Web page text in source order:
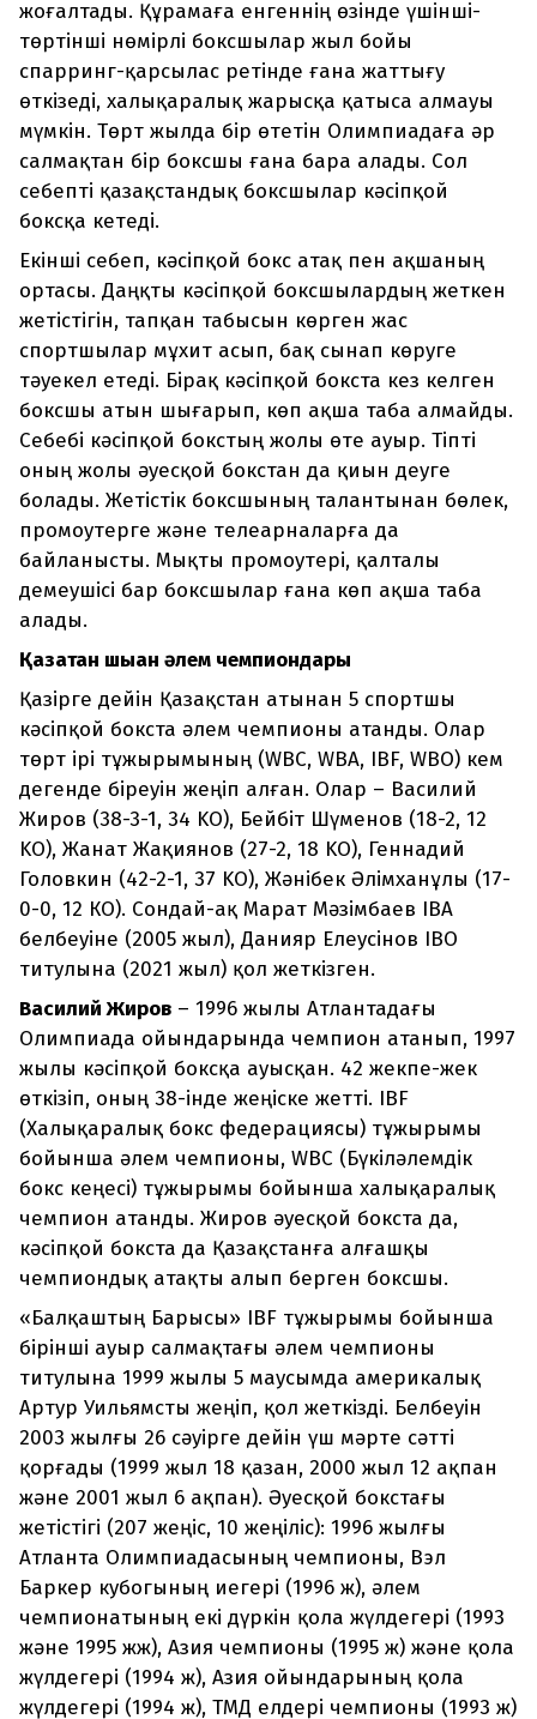
жоғалтады. Құрамаға енгеннің өзінде үшінші-
төртінші нөмірлі боксшылар жыл бойы
спарринг-қарсылас ретінде ғана жаттығу
өткізеді, халықаралық жарысқа қатыса алмауы
мүмкін. Төрт жылда бір өтетін Олимпиадаға әр
салмақтан бір боксшы ғана бара алады. Сол
себепті қазақстандық боксшылар кәсіпқой
боксқа кетеді.
Екінші себеп, кәсіпқой бокс атақ пен ақшаның
ортасы. Даңқты кәсіпқой боксшылардың жеткен
жетістігін, тапқан табысын көрген жас
спортшылар мұхит асып, бақ сынап көруге
тәуекел етеді. Бірақ кәсіпқой бокста кез келген
боксшы атын шығарып, көп ақша таба алмайды.
Себебі кәсіпқой бокстың жолы өте ауыр. Тіпті
оның жолы әуесқой бокстан да қиын деуге
болады. Жетістік боксшының талантынан бөлек,
промоутерге және телеарналарға да
байланысты. Мықты промоутері, қалталы
демеушісі бар боксшылар ғана көп ақша таба
алады.
Қазақтан шыққан әлем чемпиондары
Қазірге дейін Қазақстан атынан 5 спортшы
кәсіпқой бокста әлем чемпионы атанды. Олар
төрт ірі тұжырымының (WBC, WBA, IBF, WBO) кем
дегенде біреуін жеңіп алған. Олар – Василий
Жиров (38-3-1, 34 KO), Бейбіт Шүменов (18-2, 12
KO), Жанат Жақиянов (27-2, 18 KO), Геннадий
Головкин (42-2-1, 37 KO), Жәнібек Әлімханұлы (17-
0-0, 12 КО). Сондай-ақ Марат Мәзімбаев IBA
белбеуіне (2005 жыл), Данияр Елеусінов IBO
титулына (2021 жыл) қол жеткізген.
Василий Жиров – 1996 жылы Атлантадағы
Олимпиада ойындарында чемпион атанып, 1997
жылы кәсіпқой боксқа ауысқан. 42 жекпе-жек
өткізіп, оның 38-інде жеңіске жетті. IBF
(Халықаралық бокс федерациясы) тұжырымы
бойынша әлем чемпионы, WBC (Бүкіләлемдік
бокс кеңесі) тұжырымы бойынша халықаралық
чемпион атанды. Жиров әуесқой бокста да,
кәсіпқой бокста да Қазақстанға алғашқы
чемпиондық атақты алып берген боксшы.
«Балқаштың Барысы» IBF тұжырымы бойынша
бірінші ауыр салмақтағы әлем чемпионы
титулына 1999 жылы 5 маусымда америкалық
Артур Уильямсты жеңіп, қол жеткізді. Белбеуін
2003 жылғы 26 сәуірге дейін үш мәрте сәтті
қорғады (1999 жыл 18 қазан, 2000 жыл 12 ақпан
және 2001 жыл 6 ақпан). Әуесқой бокстағы
жетістігі (207 жеңіс, 10 жеңіліс): 1996 жылғы
Атланта Олимпиадасының чемпионы, Вэл
Баркер кубогының иегері (1996 ж), әлем
чемпионатының екі дүркін қола жүлдегері (1993
және 1995 жж), Азия чемпионы (1995 ж) және қола
жүлдегері (1994 ж), Азия ойындарының қола
жүлдегері (1994 ж), ТМД елдері чемпионы (1993 ж)